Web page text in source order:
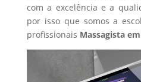
com a excelência e a
por isso que somos a
profissionais Massagistaem